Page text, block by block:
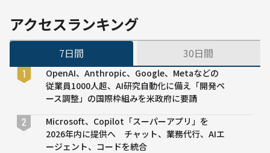
アクセスランキング
7日間 30日間
OpenAI、Anthropic、Google、Metaなどの
従業員1000人超、AI研究自動化に備え「開発ペ
ース調整」の国際枠組みを米政府に要請
Microsoft、Copilot「スーパーアプリ」を
2026年内に提供へ チャット、業務代行、AIエ
ージェント、コードを統合